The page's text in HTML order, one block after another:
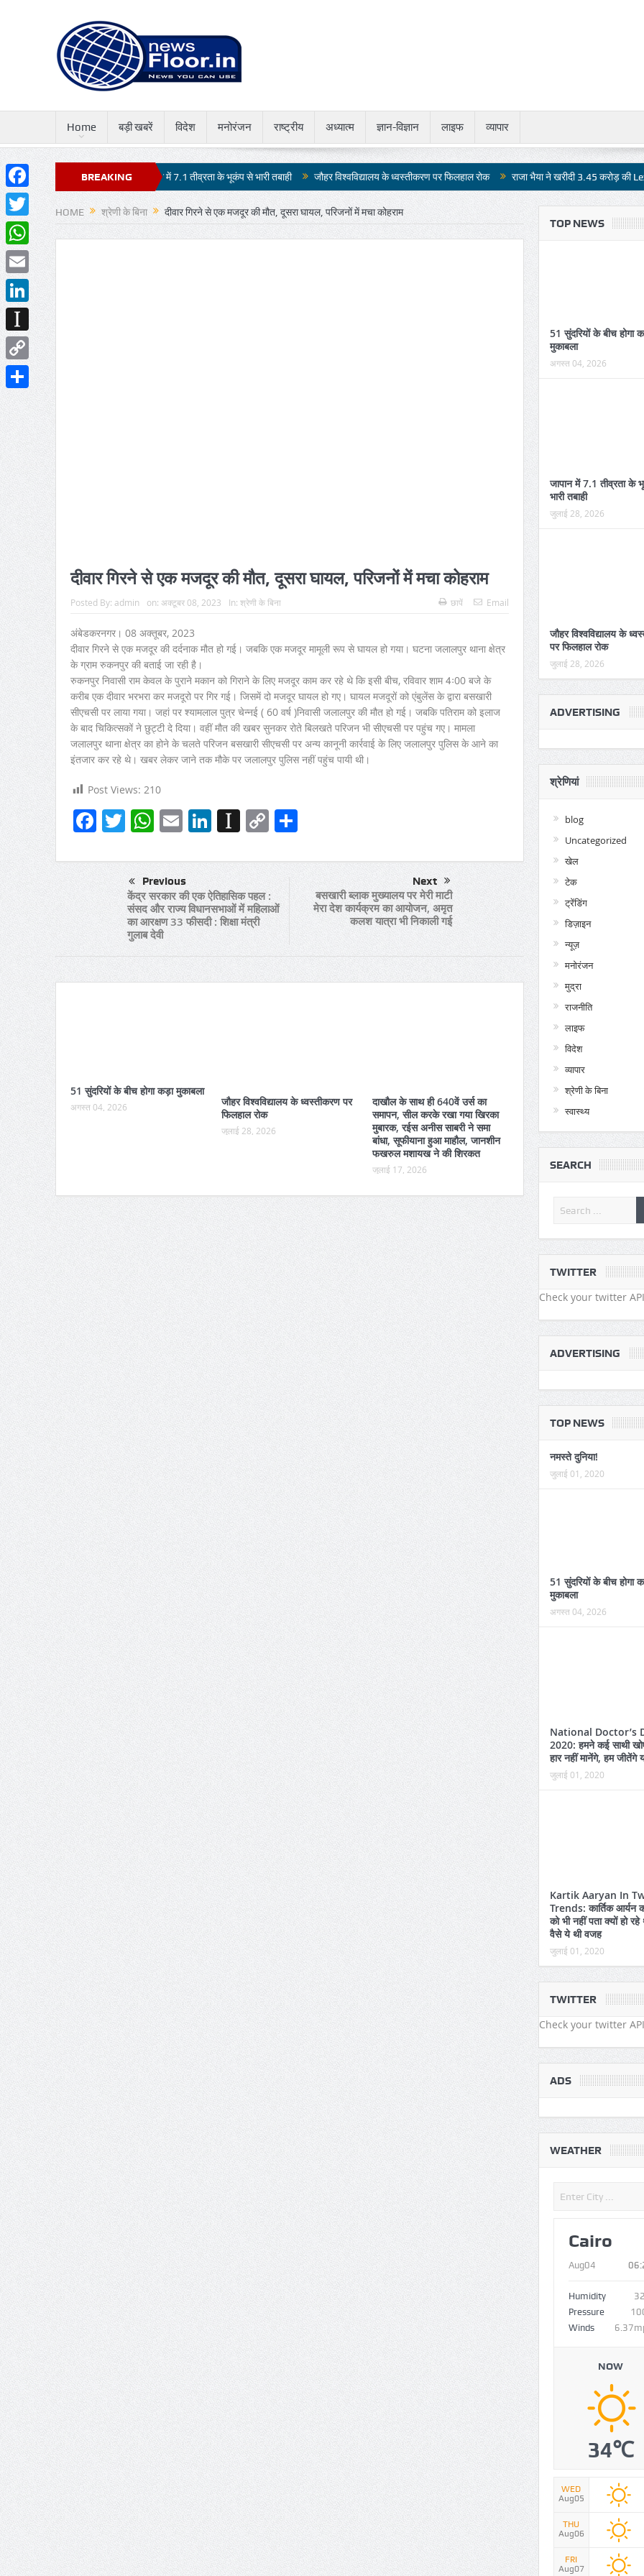
Home बड़ी खबरें विदेश मनोरंजन राष्ट्रीय अध्यात्म ज्ञान-विज्ञान लाइफ व्यापार
BREAKING
NEWS
कड़ा मुकाबला जापान में 7.1 तीव्रता के भूकंप से भारी तबाही जौहर विश्वविद्यालय के ध्वस्तीकरण पर फिलहाल रोक राजा भैया ने खरीदी 3.45 करोड़ की Lexus LX 500d
HOME श्रेणी के बिना दीवार गिरने से एक मजदूर की मौत, दूसरा घायल, परिजनों में मचा कोहराम
दीवार गिरने से एक मजदूर की मौत, दूसरा घायल, परिजनों में मचा कोहराम
Posted By: admin on: अक्टूबर 08, 2023 In: श्रेणी के बिना छापें Email
अंबेडकरनगर। 08 अक्तूबर, 2023
दीवार गिरने से एक मजदूर की दर्दनाक मौत हो गई। जबकि एक मजदूर मामूली रूप से घायल हो गया। घटना जलालपुर थाना क्षेत्र
के ग्राम रुकनपुर की बताई जा रही है।
रुकनपुर निवासी राम केवल के पुराने मकान को गिराने के लिए मजदूर काम कर रहे थे कि इसी बीच, रविवार शाम 4ः00 बजे के
करीब एक दीवार भरभरा कर मजदूरो पर गिर गई। जिसमें दो मजदूर घायल हो गए। घायल मजदूरों को एंबुलेंस के द्वारा बसखारी
सीएचसी पर लाया गया। जहां पर श्यामलाल पुत्र चेन्नई ( 60 वर्ष )निवासी जलालपुर की मौत हो गई। जबकि पतिराम को इलाज
के बाद चिकित्सकों ने छुट्टी दे दिया। वहीं मौत की खबर सुनकर रोते बिलखते परिजन भी सीएचसी पर पहुंच गए। मामला
जलालपुर थाना क्षेत्र का होने के चलते परिजन बसखारी सीएचसी पर अन्य कानूनी कार्रवाई के लिए जलालपुर पुलिस के आने का
इंतजार कर रहे थे। खबर लेकर जाने तक मौके पर जलालपुर पुलिस नहीं पहुंच पायी थी।
Post Views: 210
Facebook
Twitter
WhatsApp
EmailLinkedIn
Instapaper
CopyShare
Previous
केंद्र सरकार की एक ऐतिहासिक पहल :
संसद और राज्य विधानसभाओं में महिलाओं
का आरक्षण 33 फीसदी : शिक्षा मंत्री
गुलाब देवी
Next
बसखारी ब्लाक मुख्यालय पर मेरी माटी
मेरा देश कार्यक्रम का आयोजन, अमृत
कलश यात्रा भी निकाली गई
51 सुंदरियों के बीच होगा कड़ा मुकाबला
अगस्त 04, 2026
जौहर विश्वविद्यालय के ध्वस्तीकरण पर
फिलहाल रोक
जुलाई 28, 2026
दाखौल के साथ ही 640वें उर्स का
समापन, सील करके रखा गया खिरका
मुबारक, रईस अनीस साबरी ने समा
बांधा, सूफीयाना हुआ माहौल, जानशीन
फखरुल मशायख ने की शिरकत
जुलाई 17, 2026
TOP NEWS
51 सुंदरियों के बीच होगा
मुकाबला
अगस्त 04, 2026
जापान में 7.1 तीव्रता के
भारी तबाही
जुलाई 28, 2026
जौहर विश्वविद्यालय के
पर फिलहाल रोक
जुलाई 28, 2026
ADVERTISING
श्रेणियां
blog
Uncategorized
खेल
टेक
ट्रेंडिंग
डिज़ाइन
न्यूज़
मनोरंजन
मुद्रा
राजनीति
लाइफ
विदेश
व्यापार
श्रेणी के बिना
स्वास्थ्य
SEARCH
TWITTER
Check your twitter
ADVERTISING
TOP NEWS
नमस्ते दुनिया!
जुलाई 01, 2020
51 सुंदरियों के बीच होगा
मुकाबला
अगस्त 04, 2026
National Doctor’s
2020: हमने कई साथी
हार नहीं मानेंगे, हम जीतेंगे
जुलाई 01, 2020
Kartik Aaryan In
Trends: कार्तिक आर्यन
को भी नहीं पता क्यों हो
वैसे ये थी वजह
जुलाई 01, 2020
TWITTER
Check your twitter
ADS
WEATHER
Cairo
Aug04
Humidity
Pressure
Winds
NOW
34℃
WED
Aug05
THU
Aug06
FRI
Aug07
130 पुलिसकर्मियों वाला बसखारी थाना
बिजली आपूर्ति से महरुम, कार्य हो रहे
प्रभावित, कई दिनों से थाने को निर्बाध ढंग से
नहीं मिल रही बिजली
51 सुंदरियों के बीच होगा कड़ा
Facebook
Twitter
WhatsApp
Email
LinkedIn
Instapaper
Copy
Link
Share